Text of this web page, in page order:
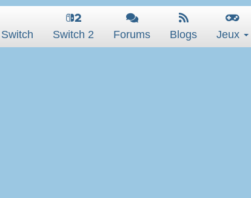
Switch Switch 2 Forums Blogs Jeux